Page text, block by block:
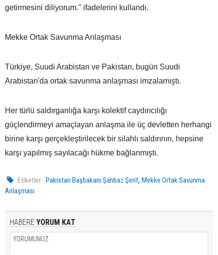
getirmesini diliyorum." ifadelerini kullandı.
Mekke Ortak Savunma Anlaşması
Türkiye, Suudi Arabistan ve Pakistan, bugün Suudi
Arabistan'da ortak savunma anlaşması imzalamıştı.
Her türlü saldırganlığa karşı kolektif caydırıcılığı
güçlendirmeyi amaçlayan anlaşma ile üç devletten herhangi
birine karşı gerçekleştirilecek bir silahlı saldırının, hepsine
karşı yapılmış sayılacağı hükme bağlanmıştı.
Etiketler : Pakistan Başbakanı Şahbaz Şerif,Mekke Ortak Savunma
Anlaşması
HABERE YORUM KAT